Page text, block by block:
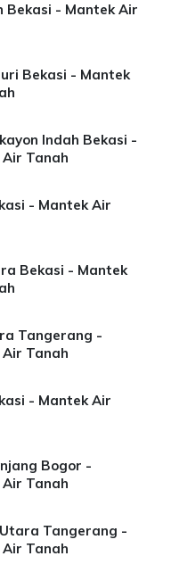
Bekasi - Mantek Air
Bekasi - Mantek
Indah Bekasi -
Tanah
- Mantek Air
Bekasi - Mantek
Tangerang -
Tanah
- Mantek Air
Bogor -
Tanah
Tangerang -
Tanah